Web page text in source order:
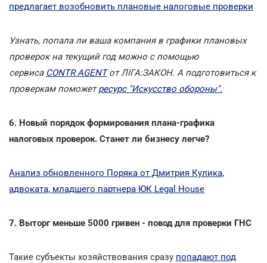
предлагает возобновить плановые налоговые проверки
Узнать, попала ли ваша компания в графики плановых
проверок на текущий год можно с помощью
сервиса CONTR AGENTот ЛІГА:ЗАКОН. А подготовиться к
проверкам поможетресурс "Искусство обороны".
6. Новый порядок формирования плана-графика
налоговых проверок. Станет ли бизнесу легче?
Анализ обновленного Поряка от Дмитрия Кулика,
адвоката, младшего партнера ЮК Legal House
7. Выторг меньше 5000 гривен - повод для проверки ГНС
Такие субъекты хозяйствования сразу попадают под